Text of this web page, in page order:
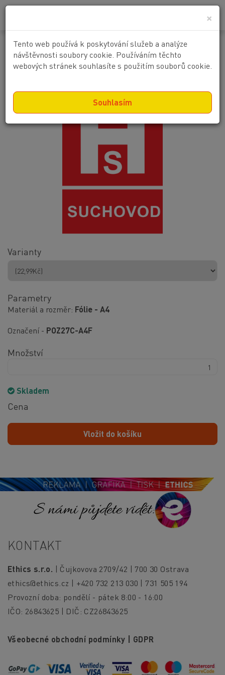
×
Tento web používá k poskytování služeb a analýze
návštěvnosti soubory cookie. Používáním těchto
webových stránek souhlasíte s použitím souborů cookie.
Souhlasím
Suchovod symbol H
Varianty
Parametry
Materiál a rozměr Fólie - A4
Označení - POZ27C-A4F
Množství
Skladem
Cena
Vložit do košíku
S námi půjdete vidět!
KONTAKT
Ethics s.r.o. | Čujkovova 2709/42 | 700 30 Ostrava
ethics@ethics.cz | +420 732 213 030 | 731 505 194
Provozní doba: pondělí - pátek 8:00 - 16:00
IČO: 26843625 | DIČ: CZ26843625
Všeobecné obchodní podmínky GDPR